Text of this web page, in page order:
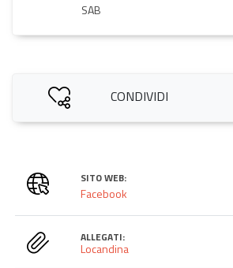
SAB
CONDIVIDI
SITO WEB:
Facebook
ALLEGATI:
Locandina